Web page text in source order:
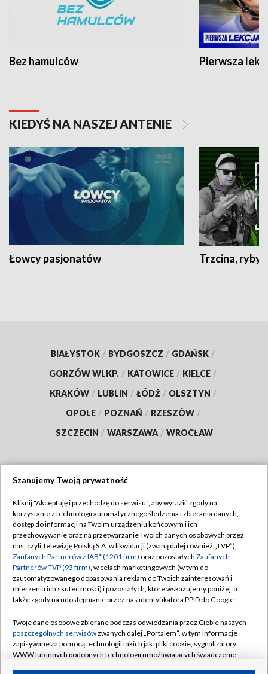
Bez hamulców Pierwsza
KIEDYŚ NA NASZEJ ANTENIE
Łowcy pasjonatów Trzcina, ryby
BIAŁYSTOK / BYDGOSZCZ / GDAŃSK /
GORZÓW WLKP. / KATOWICE / KIELCE /
KRAKÓW / LUBLIN / ŁÓDŹ / OLSZTYN /
OPOLE / POZNAŃ / RZESZÓW /
SZCZECIN / WARSZAWA / WROCŁAW
TVP
Abonament TVP
Emisja w TVP
Centrum informacji TVP
Naziemna Telewizja Cyfrowa
Rada Programowa
System NOS
Informacje o nadawcy
Regulamin TVP
Polityka prywatności
Moje zgody
Pomoc
Kontakt
Szanujemy Twoją prywatność
Kliknij "Akceptuję i przechodzę do serwisu", aby wyrazić zgody na
korzystanie z technologii automatycznego śledzenia i zbierania danych,
dostęp do informacji na Twoim urządzeniu końcowym i ich
przechowywanie oraz na przetwarzanie Twoich danych osobowych przez
nas, czyli Telewizję Polską S.A. w likwidacji (zwaną dalej również „TVP”),
Zaufanych Partnerów z IAB* (1201 firm) oraz pozostałych Zaufanych
Partnerów TVP (93 firm), w celach marketingowych (w tym do
zautomatyzowanego dopasowania reklam do Twoich zainteresowań i
mierzenia ich skuteczności) i pozostałych, które wskazujemy poniżej, a
także zgody na udostępnianie przez nas identyfikatora PPID do Google.
Twoje dane osobowe zbierane podczas odwiedzania przez Ciebie naszych
poszczególnych serwisówzwanych dalej „Portalem”, w tym informacje
zapisywane za pomocą technologii takich jak: pliki cookie, sygnalizatory
WWW lub innych podobnych technologii umożliwiających świadczenie